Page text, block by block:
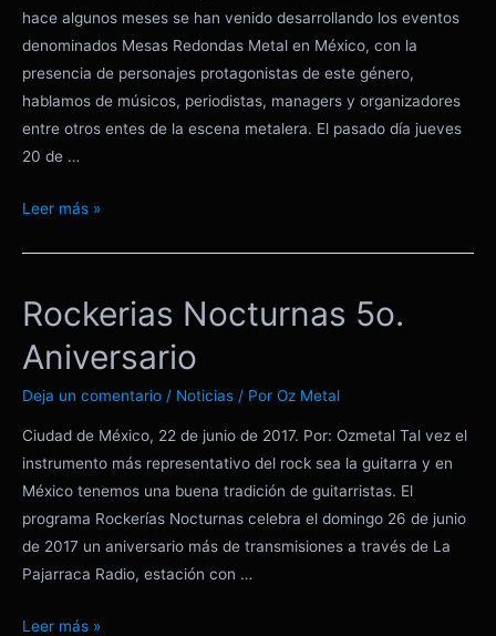
hace algunos meses se han venido desarrollando los eventos
denominados Mesas Redondas Metal en México, con la
presencia de personajes protagonistas de este género,
hablamos de músicos, periodistas, managers y organizadores
entre otros entes de la escena metalera. El pasado día jueves
20 de …
Mesa
México
IV
Leer más »
Rockerias Nocturnas 5o.
Aniversario
Deja un comentario / Noticias / Por Oz Metal
Ciudad de México, 22 de junio de 2017. Por: Ozmetal Tal vez el
instrumento más representativo del rock sea la guitarra y en
México tenemos una buena tradición de guitarristas. El
programa Rockerías Nocturnas celebra el domingo 26 de junio
de 2017 un aniversario más de transmisiones a través de La
Pajarraca Radio, estación con …
Rockerias
Leer más »